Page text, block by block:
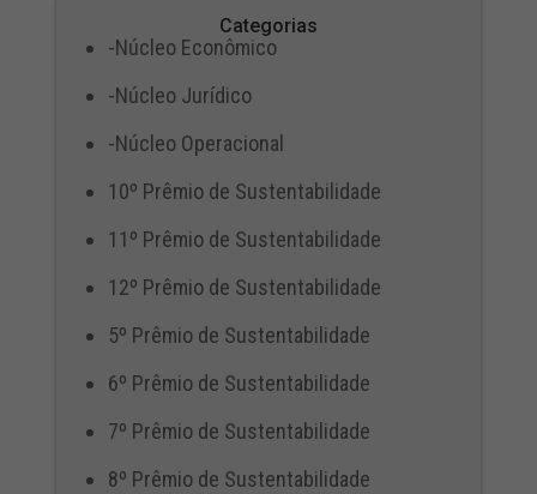
Categorias
-Núcleo Econômico
-Núcleo Jurídico
-Núcleo Operacional
10º Prêmio de Sustentabilidade
11º Prêmio de Sustentabilidade
12º Prêmio de Sustentabilidade
5º Prêmio de Sustentabilidade
6º Prêmio de Sustentabilidade
7º Prêmio de Sustentabilidade
8º Prêmio de Sustentabilidade